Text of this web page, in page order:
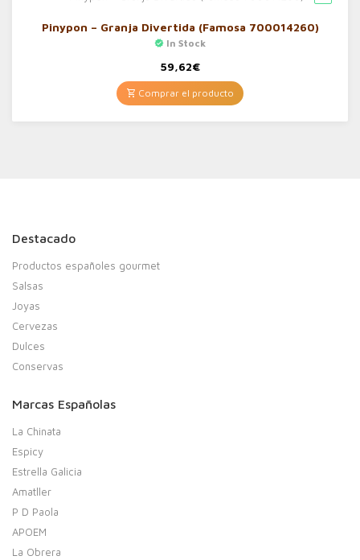
Pinypon – Granja Divertida (Famosa 700014260)
In Stock
59,62€
Comprar el producto
Destacado
Productos españoles gourmet
Salsas
Joyas
Cervezas
Dulces
Conservas
Marcas Españolas
La Chinata
Espicy
Estrella Galicia
Amatller
P D Paola
APOEM
La Obrera